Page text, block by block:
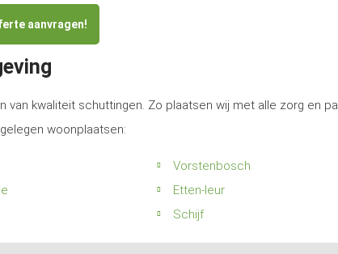
aanvragen!
kwaliteit schuttingen. Zo plaatsen wij met alle zorg en
woonplaatsen:
Vorstenbosch
Etten-leur
Schijf